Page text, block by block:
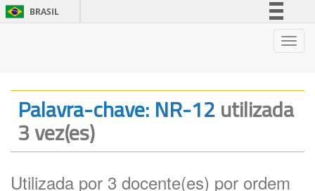
BRASIL
Legislação
Palavra-chave: NR-12utilizada
3 vez(es)
Utilizada por 3 docente(es) por ordem